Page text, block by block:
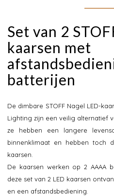
Set van 2
kaarsen met
batterijen
De dimbare STOFF Nagel LED-
Lighting zijn een veilig alternatief
ze hebben een langere
binnenklimaat en hebben toch
kaarsen.
De kaarsen werken op 2 AAAA
deze set van 2 LED kaarsen
en een afstandsbediening.